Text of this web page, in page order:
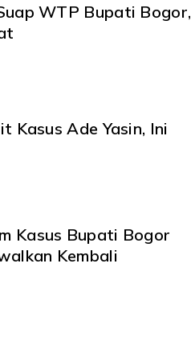
WTP Bupati Bogor,
Kasus Ade Yasin, Ini
Kasus Bupati Bogor
Kembali